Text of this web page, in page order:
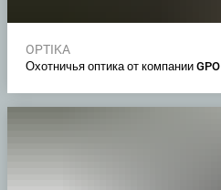
OPTIKA
Охотничья оптика от компании GPO